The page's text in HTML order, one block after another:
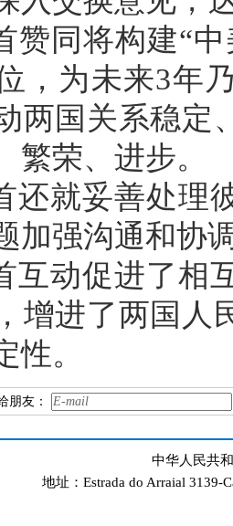
赞同将构建“
，为未来3年
两国关系稳定
繁荣、进步。
还就妥善处理
加强沟通和协
互动促进了相
增进了两国人
性。
朋友：
中华人民共
地址：Estrada do Arraial 3139-